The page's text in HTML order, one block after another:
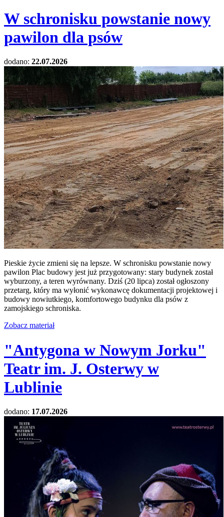
W schronisku powstanie nowy
pawilon dla psów
dodano: 22.07.2026
Pieskie życie zmieni się na lepsze. W schronisku powstanie nowy
pawilon Plac budowy jest już przygotowany: stary budynek został
wyburzony, a teren wyrównany. Dziś (20 lipca) został ogłoszony
przetarg, który ma wyłonić wykonawcę dokumentacji projektowej i
budowy nowiutkiego, komfortowego budynku dla psów z
zamojskiego schroniska.
Zobacz materiał
"Antygona w Nowym Jorku"
Teatr im. J. Osterwy w
Lublinie
dodano: 17.07.2026